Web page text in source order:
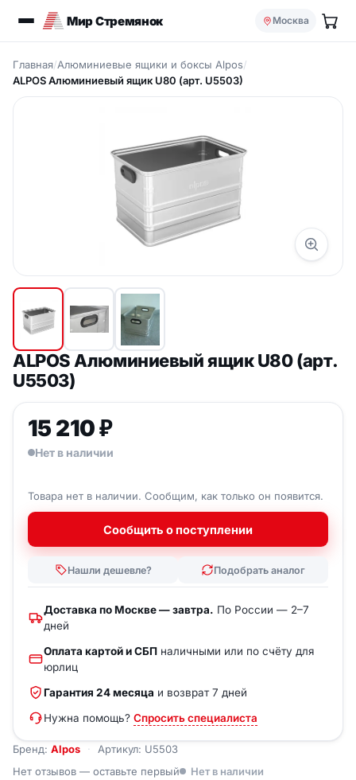
Мир Стремянок Москва
Главная/Алюминиевые ящики и боксы Alpos/
ALPOS Aлюминиевый ящик U80 (арт. U5503)
Бренд: Alpos Артикул: U5503
ALPOS Aлюминиевый ящик U80 (арт.
U5503)
Нет отзывов — оставьте первый Нет в наличии
15 210₽
Нет в наличии
Товара нет в наличии. Сообщим, как только он появится.
Сообщить о поступлении
Нашли дешевле? Подобрать аналог
Доставка по Москве — завтра. По России — 2–7
дней
Оплата картой и СБП наличными или по счёту для
юрлиц
Гарантия 24 месяца и возврат 7 дней
Нужна помощь? Спросить специалиста